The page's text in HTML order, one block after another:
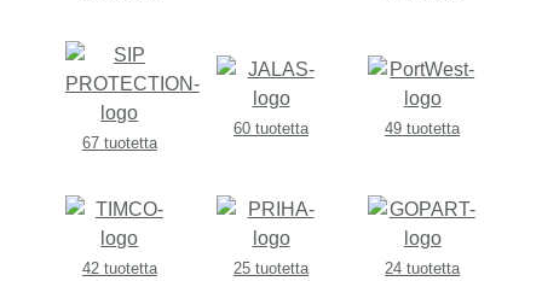
67 tuotetta
60 tuotetta 49 tuotetta
42 tuotetta 25 tuotetta 24 tuotetta